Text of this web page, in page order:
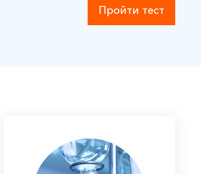
Пройти тест